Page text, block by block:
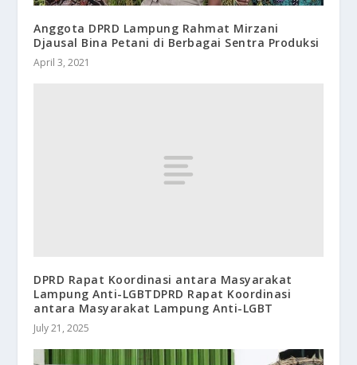
Anggota DPRD Lampung Rahmat Mirzani
Djausal Bina Petani di Berbagai Sentra Produksi
April 3, 2021
DPRD Rapat Koordinasi antara Masyarakat
Lampung Anti-LGBTDPRD Rapat Koordinasi
antara Masyarakat Lampung Anti-LGBT
July 21, 2025